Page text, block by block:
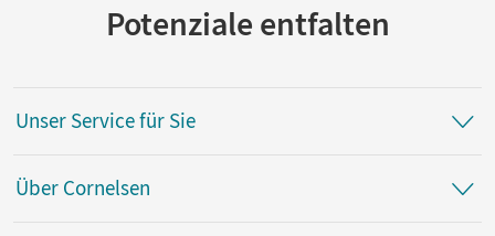
Potenziale entfalten
Unser Service für Sie
Über Cornelsen